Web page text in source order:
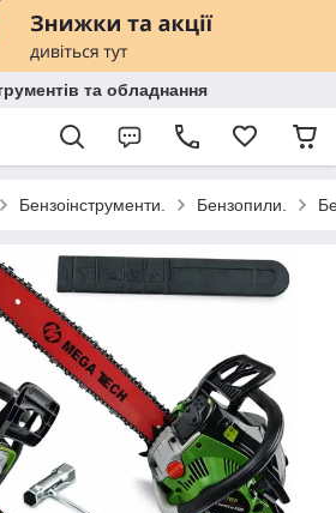
та обладнання
Бензоінструменти. Бензопили.